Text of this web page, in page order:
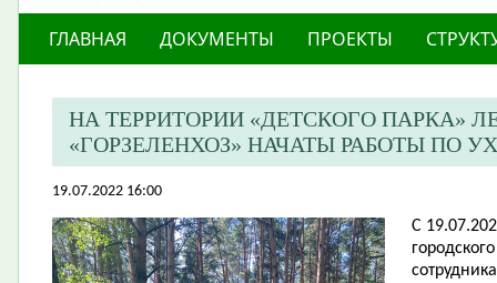
ГЛАВНАЯ ДОКУМЕНТЫ ПРОЕКТЫ
НА ТЕРРИТОРИИ «ДЕТСКОГО ПАРКА»
«ГОРЗЕЛЕНХОЗ» НАЧАТЫ РАБОТЫ ПО
19.07.2022 16:00
С